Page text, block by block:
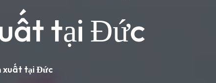
tại Đức
xuất tại Đức